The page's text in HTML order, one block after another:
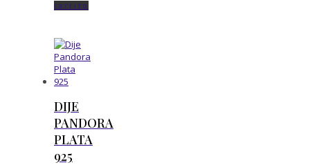
carrito
DIJE
PANDORA
PLATA
925